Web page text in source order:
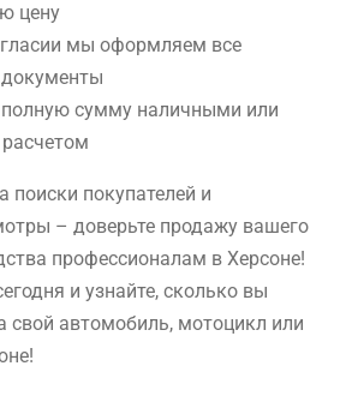
цену
мы оформляем все
полную сумму наличными или
поиски покупателей и
– доверьте продажу вашего
профессионалам в Херсоне!
и узнайте, сколько вы
свой автомобиль, мотоцикл или